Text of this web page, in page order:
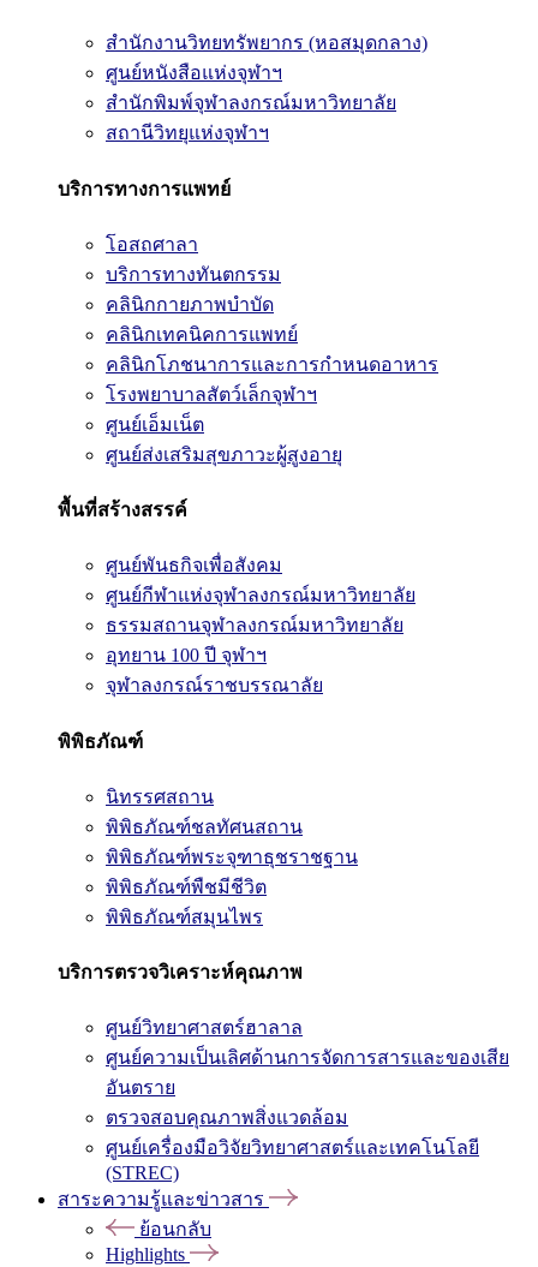
สำนักงานวิทยทรัพยากร (หอสมุดกลาง)
ศูนย์หนังสือแห่งจุฬาฯ
สำนักพิมพ์จุฬาลงกรณ์มหาวิทยาลัย
สถานีวิทยุแห่งจุฬาฯ
บริการทางการแพทย์
โอสถศาลา
บริการทางทันตกรรม
คลินิกกายภาพบำบัด
คลินิกเทคนิคการแพทย์
คลินิกโภชนาการและการกำหนดอาหาร
โรงพยาบาลสัตว์เล็กจุฬาฯ
ศูนย์เอ็มเน็ต
ศูนย์ส่งเสริมสุขภาวะผู้สูงอายุ
พื้นที่สร้างสรรค์
ศูนย์พันธกิจเพื่อสังคม
ศูนย์กีฬาแห่งจุฬาลงกรณ์มหาวิทยาลัย
ธรรมสถานจุฬาลงกรณ์มหาวิทยาลัย
อุทยาน 100 ปี จุฬาฯ
จุฬาลงกรณ์ราชบรรณาลัย
พิพิธภัณฑ์
นิทรรศสถาน
พิพิธภัณฑ์ชลทัศนสถาน
พิพิธภัณฑ์พระจุฑาธุชราชฐาน
พิพิธภัณฑ์พืชมีชีวิต
พิพิธภัณฑ์สมุนไพร
บริการตรวจวิเคราะห์คุณภาพ
ศูนย์วิทยาศาสตร์ฮาลาล
ศูนย์ความเป็นเลิศด้านการจัดการสารและของเสีย
อันตราย
ตรวจสอบคุณภาพสิ่งแวดล้อม
ศูนย์เครื่องมือวิจัยวิทยาศาสตร์และเทคโนโลยี
(STREC)
สาระความรู้และข่าวสาร
ย้อนกลับ
Highlights